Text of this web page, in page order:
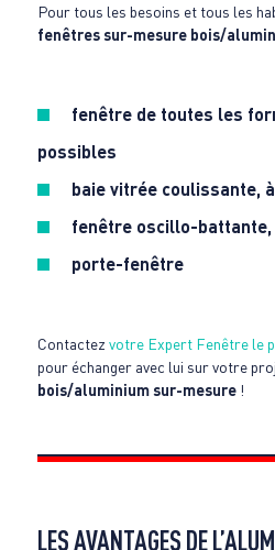
Pour tous les besoins et tous les
fenêtres sur-mesure bois/
fenêtre de toutes les
possibles
baie vitrée coulissante,
fenêtre oscillo-
porte-fenêtre
Contactez votre Expert Fenêtre le
pour échanger avec lui sur votre
bois/aluminium sur-mesure!
LES AVANTAGES DE